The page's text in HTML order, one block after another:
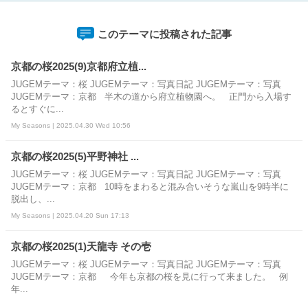
このテーマに投稿された記事
京都の桜2025(9)京都府立植...
JUGEMテーマ：桜 JUGEMテーマ：写真日記 JUGEMテーマ：写真
JUGEMテーマ：京都 半木の道から府立植物園へ。 正門から入場す
るとすぐに...
My Seasons | 2025.04.30 Wed 10:56
京都の桜2025(5)平野神社 ...
JUGEMテーマ：桜 JUGEMテーマ：写真日記 JUGEMテーマ：写真
JUGEMテーマ：京都 10時をまわると混み合いそうな嵐山を9時半に
脱出し、...
My Seasons | 2025.04.20 Sun 17:13
京都の桜2025(1)天龍寺 その壱
JUGEMテーマ：桜 JUGEMテーマ：写真日記 JUGEMテーマ：写真
JUGEMテーマ：京都 今年も京都の桜を見に行って来ました。 例
年...